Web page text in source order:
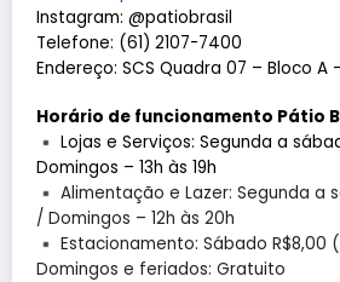
Instagram: @patiobrasil
Telefone: (61) 2107-7400
Endereço: SCS Quadra 07 – Bloco A
Horário de funcionamento Pátio
Lojas e Serviços: Segunda a
Domingos – 13h às 19h
Alimentação e Lazer: Segunda a
/ Domingos – 12h às 20h
Estacionamento: Sábado R$8,00
Domingos e feriados: Gratuito